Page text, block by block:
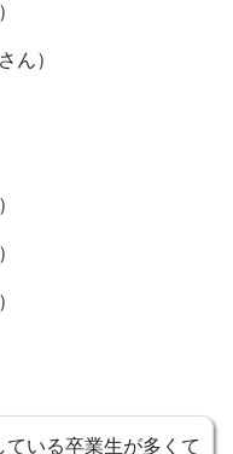
ん）
いる卒業生が多くて